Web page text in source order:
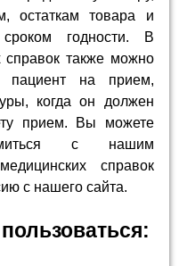
остаткам товара и
годности. В
справок также можно
пациент на прием,
когда он должен
прием. Вы можете
с нашим
справок
с нашего сайта.